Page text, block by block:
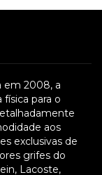
em 2008, a
para o
aos
exclusivas de
grifes do
Lacoste,